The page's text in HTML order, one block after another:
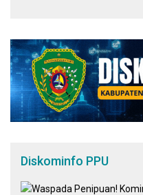
Diskominfo PPU